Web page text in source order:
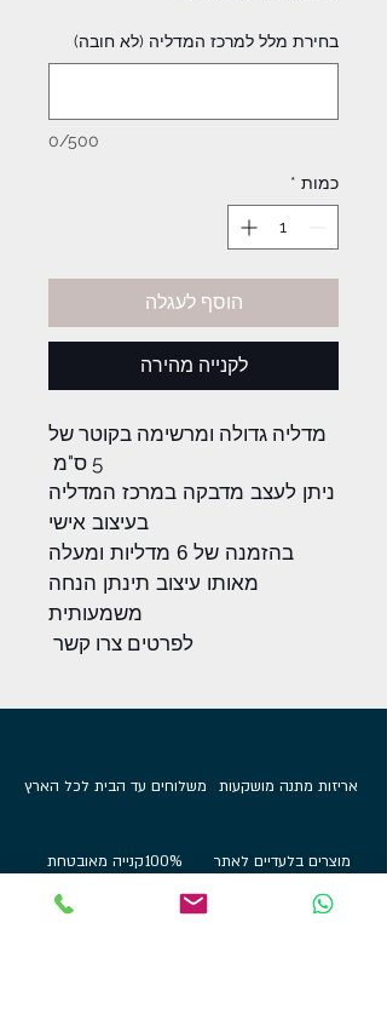
בחירת מלל למרכז המדליה (לא חובה)
0/500
כמות *
הוסף לעגלה
לקנייה מהירה
מדליה גדולה ומרשימה בקוטר של
5 ס"מ
ניתן לעצב מדבקה במרכז המדליה
בעיצוב אישי
בהזמנה של 6 מדליות ומעלה
מאותו עיצוב תינתן הנחה
משמעותית
לפרטים צרו קשר
מי אנחנו קטגוריות מוצרים
משלוחים עד הבית לכל הארץ
קנייה מאובטחת
100%
אריזות מתנה מושקעות
מוצרים בלעדיים לאתר